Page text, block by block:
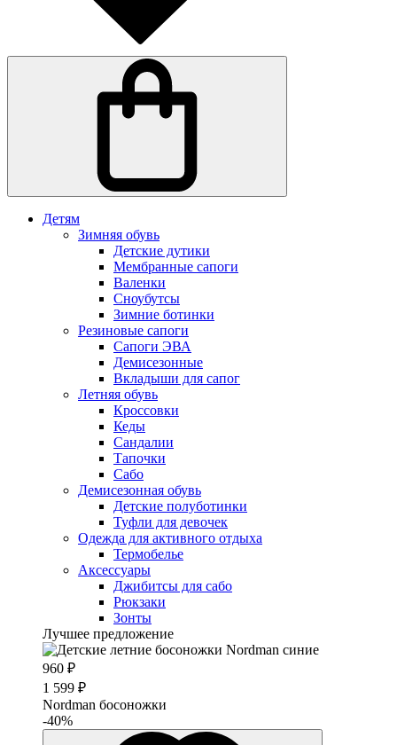
Детям
Зимняя обувь
Детские дутики
Мембранные сапоги
Валенки
Сноубутсы
Зимние ботинки
Резиновые сапоги
Сапоги ЭВА
Демисезонные
Вкладыши для сапог
Летняя обувь
Кроссовки
Кеды
Сандалии
Тапочки
Сабо
Демисезонная обувь
Детские полуботинки
Туфли для девочек
Одежда для активного отдыха
Термобелье
Аксессуары
Джибитсы для сабо
Рюкзаки
Зонты
Лучшее предложение
960 ₽
1 599 ₽
Nordman босоножки
-40%